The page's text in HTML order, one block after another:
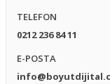
TELEFON
0212 236 84 11
E-POSTA